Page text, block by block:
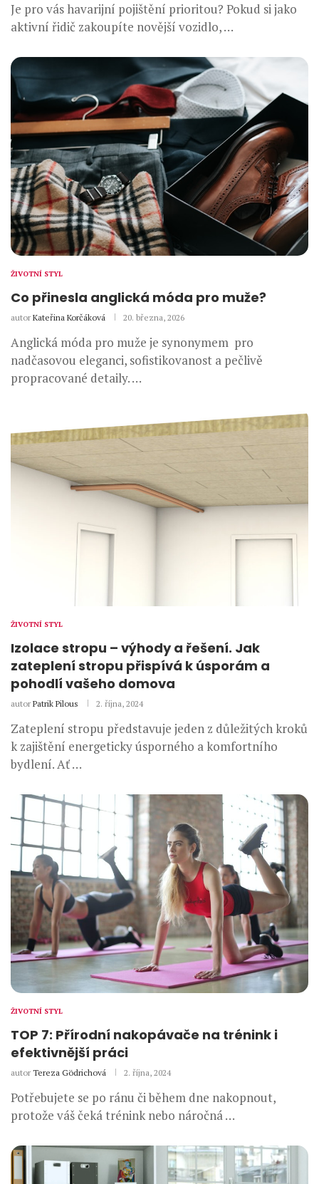
Je pro vás havarijní pojištění prioritou? Pokud si jako
aktivní řidič zakoupíte novější vozidlo, …
ŽIVOTNÍ STYL
Co přinesla anglická móda pro muže?
autor Kateřina Korčáková 20. března, 2026
Anglická móda pro muže je synonymem pro
nadčasovou eleganci, sofistikovanost a pečlivě
propracované detaily. …
ŽIVOTNÍ STYL
Izolace stropu – výhody a řešení. Jak
zateplení stropu přispívá k úsporám a
pohodlí vašeho domova
autor Patrik Pilous 2. října, 2024
Zateplení stropu představuje jeden z důležitých kroků
k zajištění energeticky úsporného a komfortního
bydlení. Ať …
ŽIVOTNÍ STYL
TOP 7: Přírodní nakopávače na trénink i
efektivnější práci
autor Tereza Gödrichová 2. října, 2024
Potřebujete se po ránu či během dne nakopnout,
protože váš čeká trénink nebo náročná …